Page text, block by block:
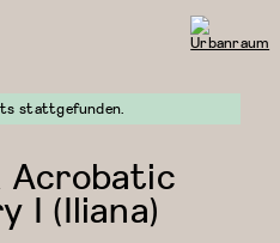
stattgefunden.
Acrobatic
I (Iliana)